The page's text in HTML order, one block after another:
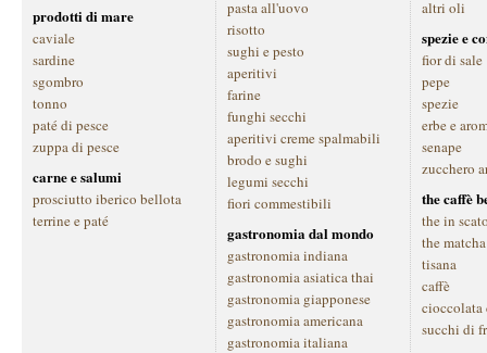
prodotti di mare
caviale
sardine
sgombro
tonno
paté di pesce
zuppa di pesce
carne e salumi
prosciutto iberico bellota
terrine e paté
pasta all'uovo
risotto
sughi e pesto
aperitivi
farine
funghi secchi
aperitivi creme spalmabili
brodo e sughi
legumi secchi
fiori commestibili
gastronomia dal mondo
gastronomia indiana
gastronomia asiatica thai
gastronomia giapponese
gastronomia americana
gastronomia italiana
altri oli
spezie e
fior di sale
pepe
spezie
erbe e
senape
zucchero
the caffè
the in
the matcha
tisana
caffè
cioccolata
succhi di